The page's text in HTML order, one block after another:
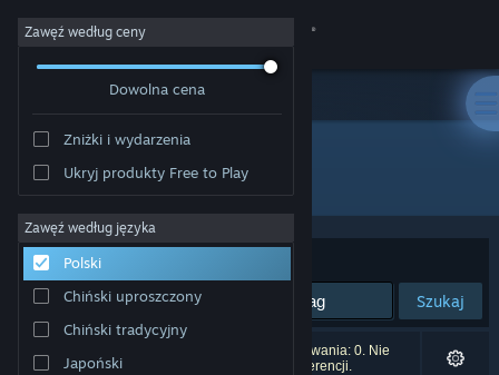
Zaloguj się
Społeczność
Informacje
Wsparcie
Zmień język
Zawęź według ceny
Dowolna cena
Zniżki i wydarzenia
Ukryj produkty Free to Play
Zawęź według języka
Polski
Chiński uproszczony
Chiński tradycyjny
Japoński
Producent: La Suite Studio
Sortuj według:
Szukaj
Liczba wyników pasujących do twojego wyszukiwania: 0. Nie
uwzględniono 1 tytułu na podstawie twoich preferencji.